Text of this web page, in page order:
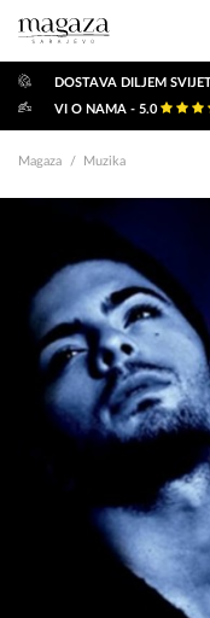
DOSTAVA DILJEM
VI O NAMA - 5.0
Magaza Muzika